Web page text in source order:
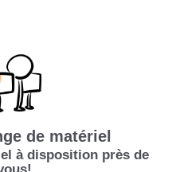
de matériel
à disposition près de